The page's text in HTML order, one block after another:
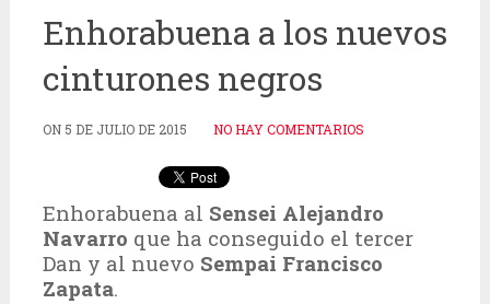
Enhorabuena a los nuevos
cinturones negros
ON 5 DE JULIO DE 2015 NO HAY COMENTARIOS
Enhorabuena al Sensei Alejandro
Navarro que ha conseguido el tercer
Dan y al nuevo Sempai Francisco
Zapata.